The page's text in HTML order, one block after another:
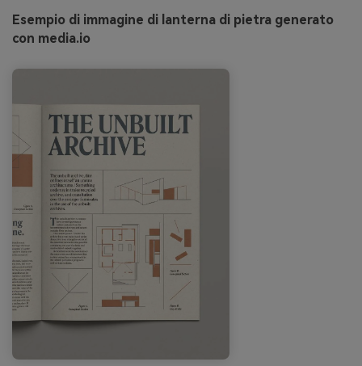
Esempio di immagine di lanterna di pietra generato
con media.io